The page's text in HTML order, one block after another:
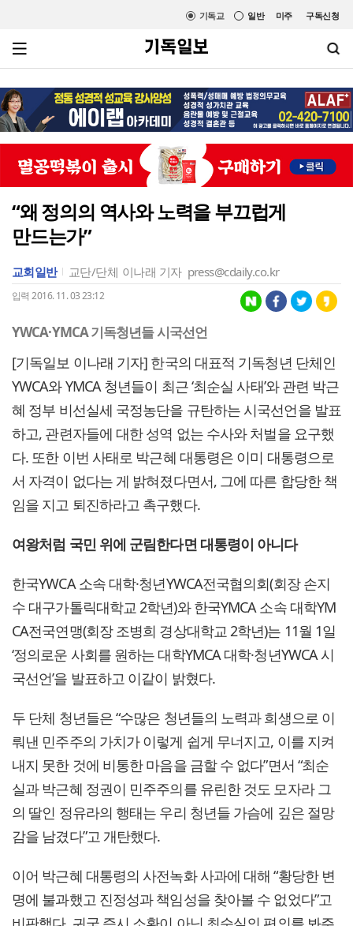
미주 구독신청
일반
기독교
“왜 정의의 역사와 노력을 부끄럽게
만드는가”
교회일반 교단/단체 이나래 기자 press@cdaily.co.kr
입력 2016. 11. 03 23:12
YWCA·YMCA 기독청년들 시국선언
[기독일보 이나래 기자] 한국의 대표적 기독청년 단체인
YWCA와 YMCA 청년들이 최근 ‘최순실 사태’와 관련 박근
혜 정부 비선실세 국정농단을 규탄하는 시국선언을 발표
하고, 관련자들에 대한 성역 없는 수사와 처벌을 요구했
다. 또한 이번 사태로 박근혜 대통령은 이미 대통령으로
서 자격이 없다는 게 밝혀졌다면서, 그에 따른 합당한 책
임을 지고 퇴진하라고 촉구했다.
여왕처럼 국민 위에 군림한다면 대통령이 아니다
한국YWCA 소속 대학·청년YWCA전국협의회(회장 손지
수 대구가톨릭대학교 2학년)와 한국YMCA 소속 대학YM
CA전국연맹(회장 조병희 경상대학교 2학년)는 11월 1일
‘정의로운 사회를 원하는 대학YMCA 대학·청년YWCA 시
국선언’을 발표하고 이같이 밝혔다.
두 단체 청년들은 “수많은 청년들의 노력과 희생으로 이
뤄낸 민주주의 가치가 이렇게 쉽게 무너지고, 이를 지켜
내지 못한 것에 비통한 마음을 금할 수 없다”면서 “최순
실과 박근혜 정권이 민주주의를 유린한 것도 모자라 그
의 딸인 정유라의 행태는 우리 청년들 가슴에 깊은 절망
감을 남겼다”고 개탄했다.
이어 박근혜 대통령의 사전녹화 사과에 대해 “황당한 변
명에 불과했고 진정성과 책임성을 찾아볼 수 없었다”고